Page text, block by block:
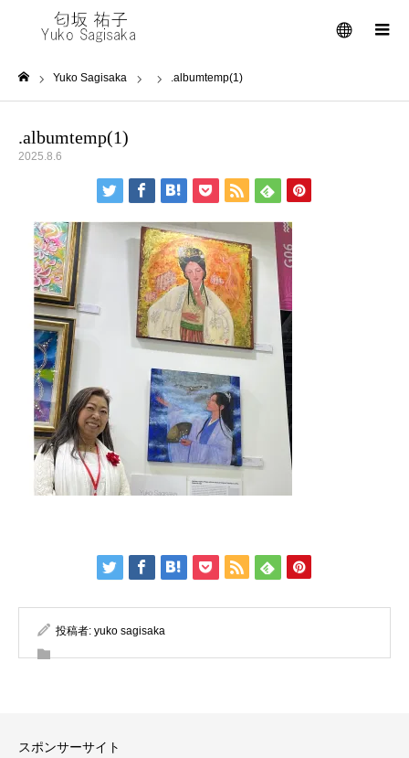
メニュー
Yuko Sagisaka .albumtemp(1)
.albumtemp(1)
2025.8.6
投稿者: yuko sagisaka
スポンサーサイト